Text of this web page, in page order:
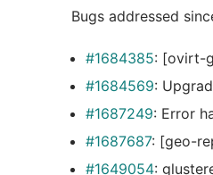
Bugs addressed
#1684385: [ovirt-
#1684569:
#1687249: Error
#1687687: [geo-
#1649054: